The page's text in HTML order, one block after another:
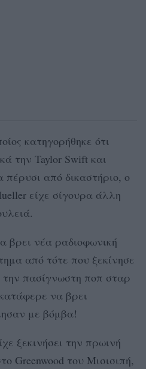
κατηγορήθηκε ότι
την Taylor Swift και
πέρυσι από δικαστήριο, ο
είχε σίγουρα άλλη
βρει νέα ραδιοφωνική
από τότε που ξεκίνησε
την πασίγνωστη ποπ σταρ
να βρει
με βόμβα!
ξεκινήσει την πρωινή
Greenwood του Μισισιπή,